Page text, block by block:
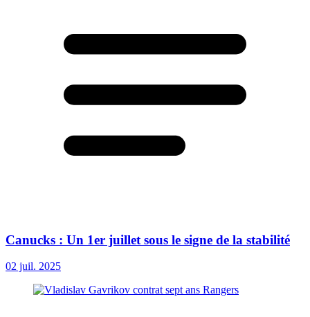
Canucks : Un 1er juillet sous le signe de la stabilité
02 juil. 2025